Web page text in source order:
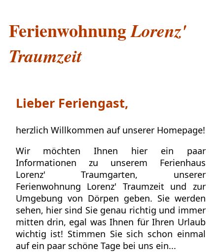
FerienwohnungLorenz'
Traumzeit
Lieber Feriengast,
herzlich Willkommen auf unserer Homepage!
Wir möchten Ihnen hier ein paar
Informationen zu unserem Ferienhaus
Lorenz' Traumgarten, unserer
Ferienwohnung Lorenz' Traumzeit und zur
Umgebung von Dörpen geben. Sie werden
sehen, hier sind Sie genau richtig und immer
mitten drin, egal was Ihnen für Ihren Urlaub
wichtig ist! Stimmen Sie sich schon einmal
auf ein paar schöne Tage bei uns ein...